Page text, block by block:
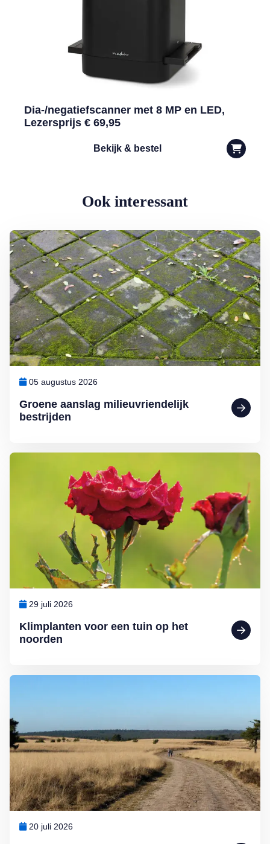
Dia-/negatiefscanner met 8 MP en LED,
Lezersprijs € 69,95
Bekijk & bestel
Ook interessant
Groene aanslag milieuvriendelijk
bestrijden
05 augustus 2026
Lees meer over Groene aanslag milieuvriendelijk bestrijden
Klimplanten voor een tuin op het
noorden
29 juli 2026
Lees meer over Klimplanten voor een tuin op het noorden
20 juli 2026
Lees meer over Ontdek Nederland: mooie fietspaden en